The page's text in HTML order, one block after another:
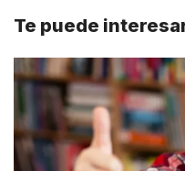
Te puede